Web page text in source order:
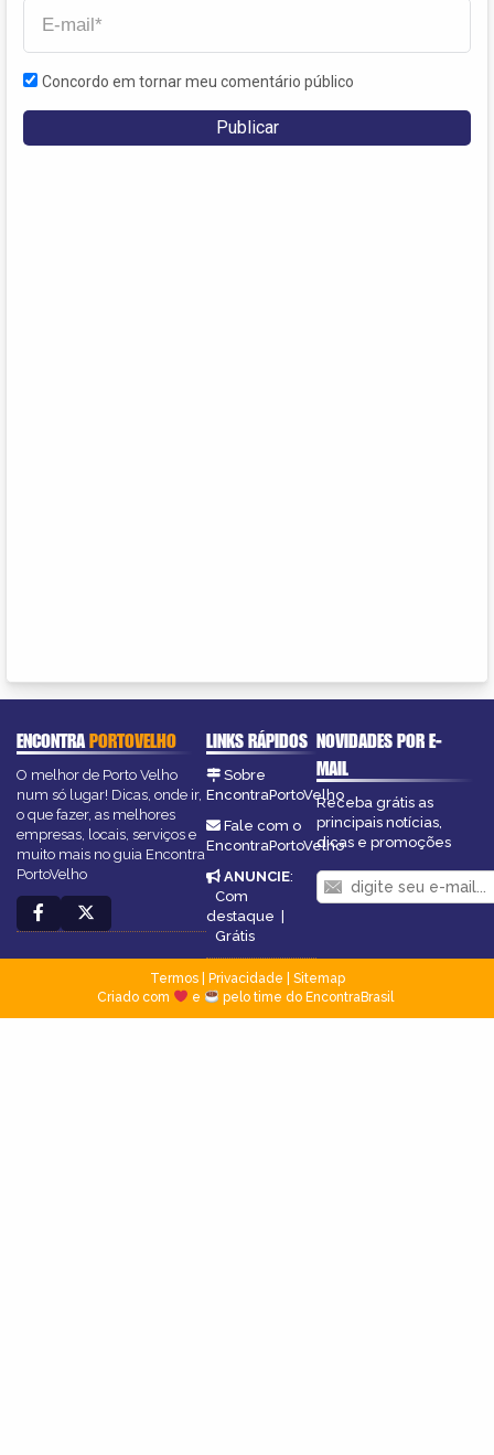
Concordo em tornar meu comentário público
ENCONTRAPORTOVELHO
O melhor de Porto Velho
num só lugar! Dicas, onde ir,
o que fazer, as melhores
empresas, locais, serviços e
muito mais no guia Encontra
PortoVelho
LINKS RÁPIDOS
Sobre
EncontraPortoVelho
Fale com o
EncontraPortoVelho
ANUNCIE:
Com
destaque |
Grátis
NOVIDADES POR E-
MAIL
Receba grátis as
principais notícias,
dicas e promoções
Termos| Privacidade
Sitemap
Criado com
e pelo time do EncontraBrasil